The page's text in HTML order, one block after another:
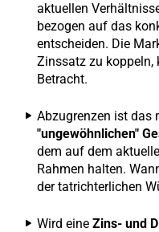
aktuellen
bezogen auf das
entscheiden. Die
Zinssatz zu
Betracht.
Abzugrenzen ist das
"ungewöhnlichen"
dem auf dem
Rahmen halten.
der tatrichterlichen
Wird eine Zins- und